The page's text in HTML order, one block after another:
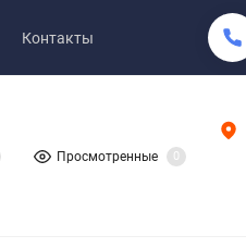
Контакты
Просмотренные 0